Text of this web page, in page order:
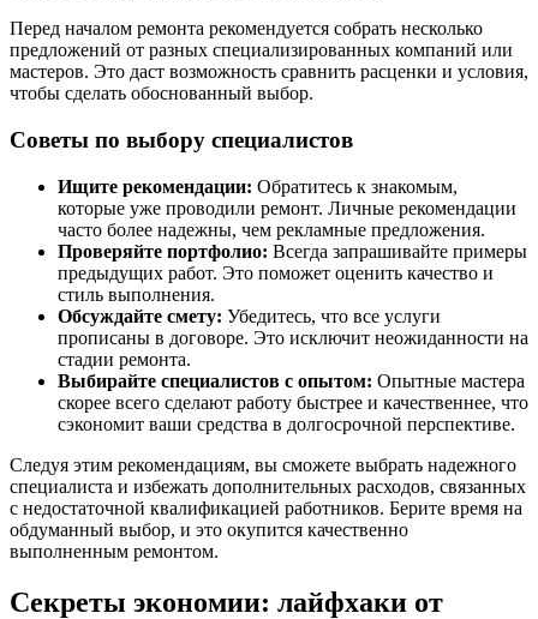
Перед началом ремонта рекомендуется собрать несколько
предложений от разных специализированных компаний или
мастеров. Это даст возможность сравнить расценки и условия,
чтобы сделать обоснованный выбор.
Советы по выбору специалистов
Ищите рекомендации: Обратитесь к знакомым,
которые уже проводили ремонт. Личные рекомендации
часто более надежны, чем рекламные предложения.
Проверяйте портфолио: Всегда запрашивайте примеры
предыдущих работ. Это поможет оценить качество и
стиль выполнения.
Обсуждайте смету: Убедитесь, что все услуги
прописаны в договоре. Это исключит неожиданности на
стадии ремонта.
Выбирайте специалистов с опытом: Опытные мастера
скорее всего сделают работу быстрее и качественнее, что
сэкономит ваши средства в долгосрочной перспективе.
Следуя этим рекомендациям, вы сможете выбрать надежного
специалиста и избежать дополнительных расходов, связанных
с недостаточной квалификацией работников. Берите время на
обдуманный выбор, и это окупится качественно
выполненным ремонтом.
Секреты экономии: лайфхаки от